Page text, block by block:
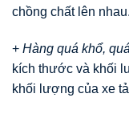
chồng chất lên nhau.
+ Hàng quá khổ,
kích thước và khối
khối lượng của xe